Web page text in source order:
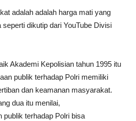
adalah adalah harga mati yang
seperti dikutip dari YouTube Divisi
Akademi Kepolisian tahun 1995 itu
publik terhadap Polri memiliki
dan keamanan masyarakat.
dua itu menilai,
publik terhadap Polri bisa